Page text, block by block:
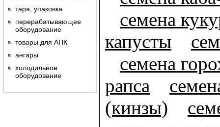
тара, упаковка
перерабатывающее
оборудование
товары для АПК
ангары
холодильное
оборудование
семена
капусты
семена
рапса
(кинзы)